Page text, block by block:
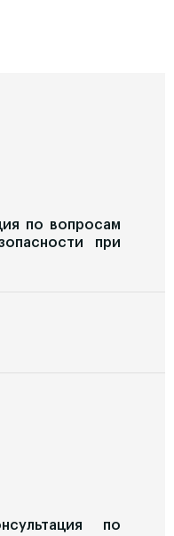
по вопросам
при
по